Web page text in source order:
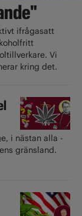
ifrågasatt
Vi
kring det.
i nästan alla
gränsland.